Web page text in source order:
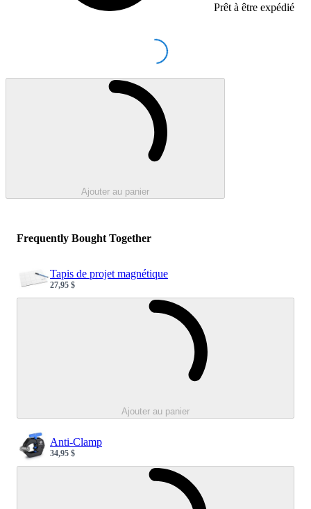
Prêt à être expédié
Loading...
Ajouter au panier
Frequently Bought Together
Tapis de projet magnétique
Sale price
27,95 $
Ajouter au panier
Anti-Clamp
Sale price
34,95 $